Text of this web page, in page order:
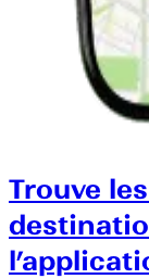
Trouve